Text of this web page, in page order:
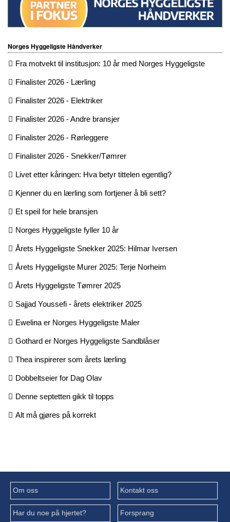
Norges Hyggeligste Håndverker
Fra motvekt til institusjon: 10 år med Norges Hyggeligste
Finalister 2026 - Lærling
Finalister 2026 - Elektriker
Finalister 2026 - Andre bransjer
Finalister 2026 - Rørleggere
Finalister 2026 - Snekker/Tømrer
Livet etter kåringen: Hva betyr tittelen egentlig?
Kjenner du en lærling som fortjener å bli sett?
Et speil for hele bransjen
Norges Hyggeligste fyller 10 år
Årets Hyggeligste Snekker 2025: Hilmar Iversen
Årets Hyggeligste Murer 2025: Terje Norheim
Årets Hyggeligste Tømrer 2025
Sajjad Youssefi - årets elektriker 2025
Ewelina er Norges Hyggeligste Maler
Gothard er Norges Hyggeligste Sandblåser
Thea inspirerer som årets lærling
Dobbeltseier for Dag Olav
Denne septetten gikk til topps
Alt må gjøres på korrekt
Om oss Kontakt oss
Har du noe på hjertet? Forsprang